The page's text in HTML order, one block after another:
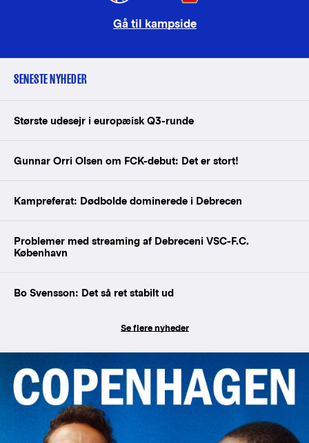
Gå til kampside
SENESTE NYHEDER
Største udesejr i europæisk Q3-runde
Gunnar Orri Olsen om FCK-debut: Det er stort!
Kampreferat: Dødbolde dominerede i Debrecen
Problemer med streaming af Debreceni VSC-F.C.
København
Bo Svensson: Det så ret stabilt ud
Se flere nyheder